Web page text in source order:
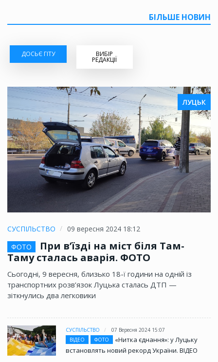
БІЛЬШЕ НОВИН
ДОСЬЄ ГІТУ ВИБІР
РЕДАКЦІЇ
ЛУЦЬК
СУСПІЛЬСТВО
09 вересня 2024 18:12
ФОТО
При в’їзді на міст біля Там-
Таму сталась аварія. ФОТО
Сьогодні, 9 вересня, близько 18-ї години на одній із
транспортних розв’язок Луцька сталась ДТП —
зіткнулись два легковики
СУСПІЛЬСТВО
07 Вересня 2024 15:07
ВІДЕО
ФОТО
«Нитка єднання»: у Луцьку
встановлять новий рекорд України. ВІДЕО